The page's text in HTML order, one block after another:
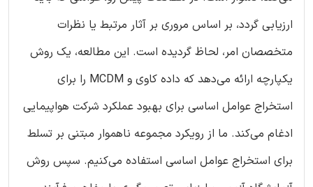
ارزیابی گردد، بر اساس مروری بر آثار مرتبط یا نظرات
متخصصان امر، لحاظ گردیده است. این مطالعه، یک روش
یکپارچه ارائه می‌دهد که داده کاوی و MCDM را برای
استخراج عوامل اساسی برای بهبود عملکرد شرکت هواپیمایی
ادغام می‌کند. ما از رویکرد مجموعه ناهموار مبتنی بر تسلط
برای استخراج عوامل اساسی استفاده می‌کنیم. سپس روش